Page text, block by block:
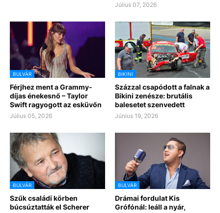
Július 07, 2026
BULVÁR
Férjhez ment a Grammy-
díjas énekesnő – Taylor
Swift ragyogott az esküvőn
Július 05, 2026
BIKINI
Százzal csapódott a falnak a
Bikini zenésze: brutális
balesetet szenvedett
Június 19, 2026
BULVÁR
Szűk családi körben
búcsúztatták el Scherer
BULVÁR
Drámai fordulat Kis
Grófónál: leáll a nyár,